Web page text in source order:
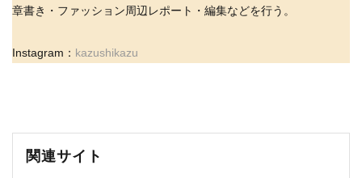
章書き・ファッション周辺レポート・編集などを行う。
Instagram： kazushikazu
関連サイト